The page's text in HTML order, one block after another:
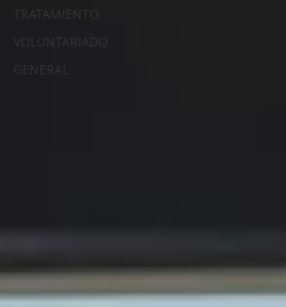
TRATAMIENTO
VOLUNTARIADO
GENERAL